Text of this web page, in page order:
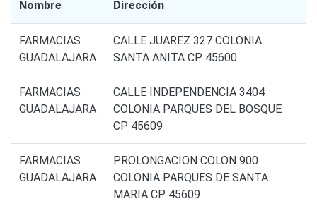
Nombre Dirección
FARMACIAS
GUADALAJARA
CALLE JUAREZ 327 COLONIA
SANTA ANITA CP 45600
FARMACIAS
GUADALAJARA
CALLE INDEPENDENCIA 3404
COLONIA PARQUES DEL BOSQUE
CP 45609
FARMACIAS
GUADALAJARA
PROLONGACION COLON 900
COLONIA PARQUES DE SANTA
MARIA CP 45609